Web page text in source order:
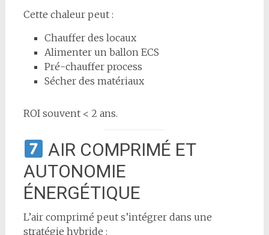
Cette chaleur peut :
Chauffer des locaux
Alimenter un ballon ECS
Pré-chauffer process
Sécher des matériaux
ROI souvent < 2 ans.
AIR COMPRIMÉ ET
AUTONOMIE
ÉNERGÉTIQUE
L’air comprimé peut s’intégrer dans une
stratégie hybride :